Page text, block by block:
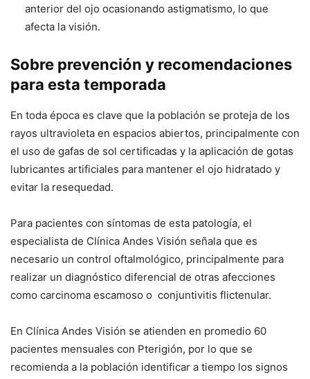
anterior del ojo ocasionando astigmatismo, lo que
afecta la visión.
Sobre prevención y recomendaciones
para esta temporada
En toda época es clave que la población se proteja de los
rayos ultravioleta en espacios abiertos, principalmente con
el uso de gafas de sol certificadas y la aplicación de gotas
lubricantes artificiales para mantener el ojo hidratado y
evitar la resequedad.
Para pacientes con síntomas de esta patología, el
especialista de Clínica Andes Visión señala que es
necesario un control oftalmológico, principalmente para
realizar un diagnóstico diferencial de otras afecciones
como carcinoma escamoso o conjuntivitis flictenular.
En Clínica Andes Visión se atienden en promedio 60
pacientes mensuales con Pterigión, por lo que se
recomienda a la población identificar a tiempo los signos